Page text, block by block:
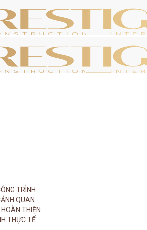
TRÌNH
QUAN
THIỆN
THỰC TẾ